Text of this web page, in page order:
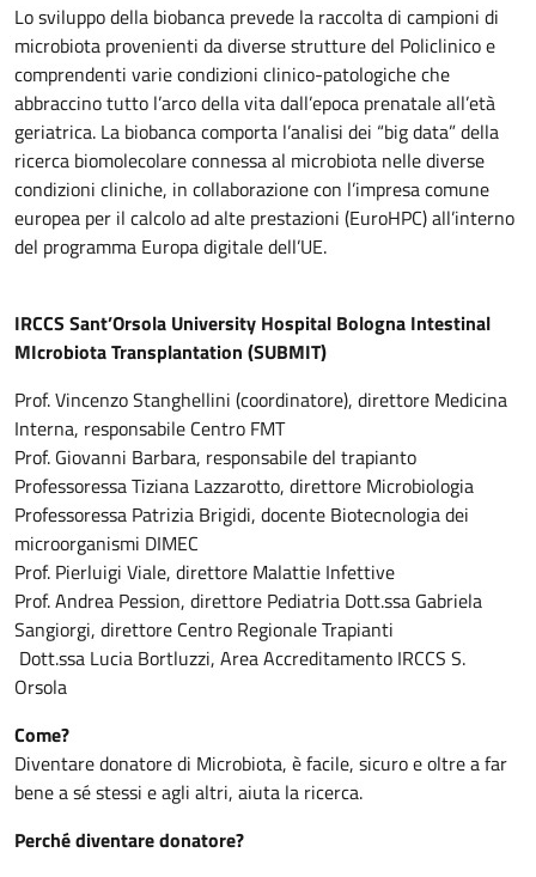
Lo sviluppo della biobanca prevede la raccolta di campioni di
microbiota provenienti da diverse strutture del Policlinico e
comprendenti varie condizioni clinico-patologiche che
abbraccino tutto l’arco della vita dall’epoca prenatale all’età
geriatrica. La biobanca comporta l’analisi dei “big data” della
ricerca biomolecolare connessa al microbiota nelle diverse
condizioni cliniche, in collaborazione con l’impresa comune
europea per il calcolo ad alte prestazioni (EuroHPC) all’interno
del programma Europa digitale dell’UE.
IRCCS Sant’Orsola University Hospital Bologna Intestinal
MIcrobiota Transplantation (SUBMIT)
Prof. Vincenzo Stanghellini (coordinatore), direttore Medicina
Interna, responsabile Centro FMT
Prof. Giovanni Barbara, responsabile del trapianto
Professoressa Tiziana Lazzarotto, direttore Microbiologia
Professoressa Patrizia Brigidi, docente Biotecnologia dei
microorganismi DIMEC
Prof. Pierluigi Viale, direttore Malattie Infettive
Prof. Andrea Pession, direttore Pediatria Dott.ssa Gabriela
Sangiorgi, direttore Centro Regionale Trapianti
Dott.ssa Lucia Bortluzzi, Area Accreditamento IRCCS S.
Orsola
Come?
Diventare donatore di Microbiota, è facile, sicuro e oltre a far
bene a sé stessi e agli altri, aiuta la ricerca.
Perché diventare donatore?